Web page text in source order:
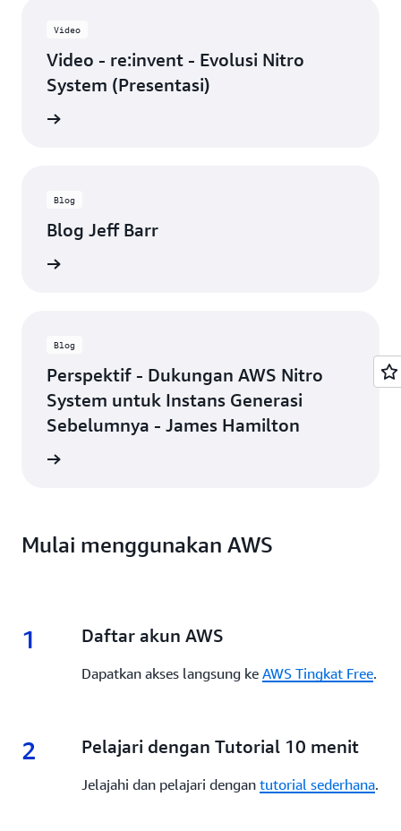
Video
Video - re:invent - Evolusi Nitro
System (Presentasi)
Blog
Blog Jeff Barr
Blog
Perspektif - Dukungan AWS Nitro
System untuk Instans Generasi
Sebelumnya - James Hamilton
Mulai menggunakan AWS
1 1.
Daftar akun AWS
Dapatkan akses langsung ke AWS Tingkat Free.
2 2.
Pelajari dengan Tutorial 10 menit
Jelajahi dan pelajari dengan tutorial sederhana.